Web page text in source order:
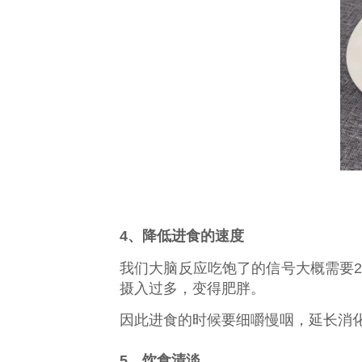
4、降低进食的速度
我们大脑反应吃饱了的信号大概需要
摄入过多，变得肥胖。
因此进食的时候要细嚼慢咽，延长